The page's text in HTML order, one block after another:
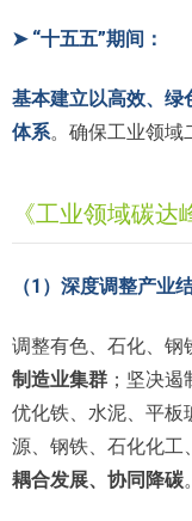
➤ “十五五”期间：
基本建立以高效、绿
体系。确保工业领域
《工业领域碳
（1）深度调整产业
调整有色、石化、钢
制造业集群 ；坚决
优化铁、水泥、平板
源、钢铁、石化化工
耦合发展、协同降碳。